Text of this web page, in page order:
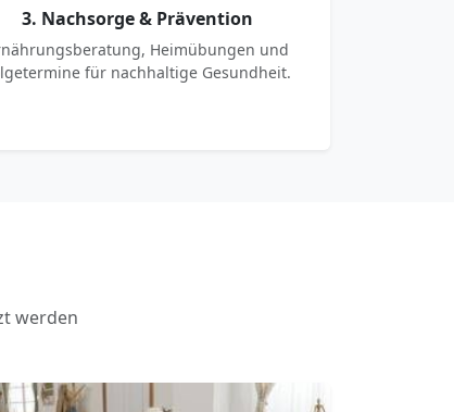
3. Nachsorge & Prävention
Heimübungen und
für nachhaltige Gesundheit.
werden